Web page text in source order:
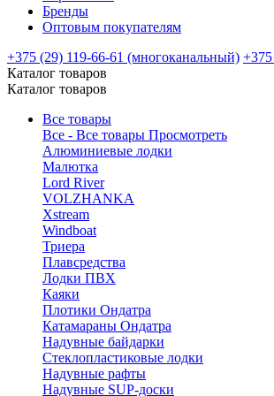
Бренды
Оптовым покупателям
+375 (29) 119-66-61 (многоканальный)
Каталог товаров
Каталог товаров
Все товары
Все - Все товары Просмотреть
Алюминиевые лодки
Малютка
Lord River
VOLZHANKA
Xstream
Windboat
Триера
Плавсредства
Лодки ПВХ
Каяки
Плотики Ондатра
Катамараны Ондатра
Надувные байдарки
Стеклопластиковые лодки
Надувные рафты
Надувные SUP-доски